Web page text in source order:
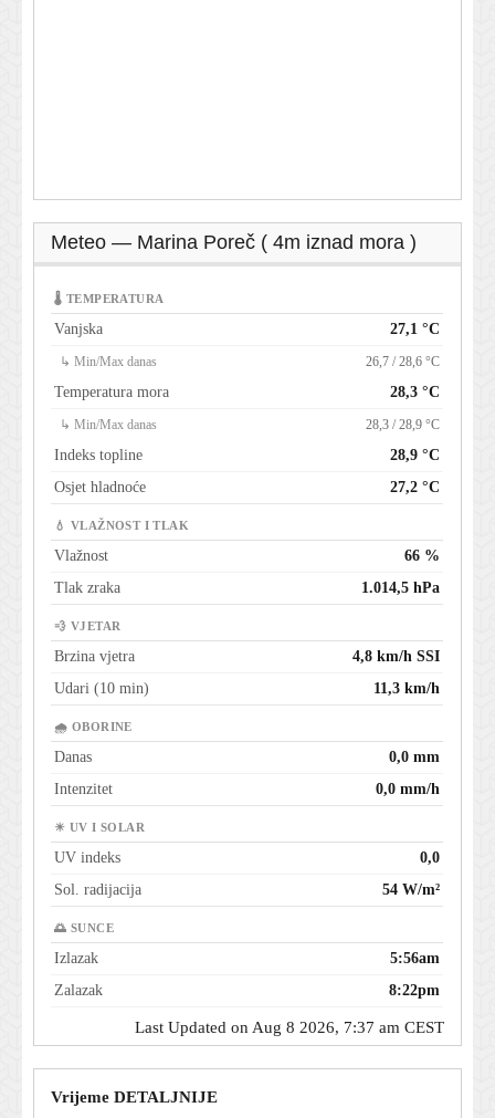
Meteo — Marina Poreč ( 4m iznad mora )
🌡 TEMPERATURA
Vanjska 27,1 °C
↳ Min/Max danas 26,7 / 28,6 °C
Temperatura mora 28,3 °C
↳ Min/Max danas 28,3 / 28,9 °C
Indeks topline
28,9 °C
Osjet hladnoće
27,2 °C
💧 VLAŽNOST I TLAK
Vlažnost
66 %
Tlak zraka
1.014,5 hPa
💨 VJETAR
Brzina vjetra
4,8 km/h SSI
Udari (10 min)
11,3 km/h
🌧 OBORINE
Danas
0,0 mm
Intenzitet
0,0 mm/h
☀ UV I SOLAR
UV indeks
0,0
Sol. radijacija
54 W/m²
🌅 SUNCE
Izlazak
5:56am
Zalazak
8:22pm
Last Updated on Aug 8 2026, 7:37 am CEST
Vrijeme DETALJNIJE